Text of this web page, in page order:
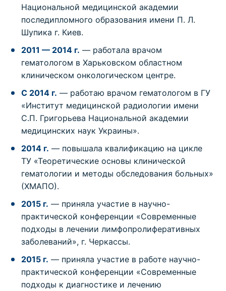
Национальной медицинской академии
последипломного образования имени П. Л.
Шупика г. Киев.
2011 — 2014 г. — работала врачом
гематологом в Харьковском областном
клиническом онкологическом центре.
С 2014 г. — работаю врачом гематологом в ГУ
«Институт медицинской радиологии имени
С.П. Григорьева Национальной академии
медицинских наук Украины».
2014 г. — повышала квалификацию на цикле
ТУ «Теоретические основы клинической
гематологии и методы обследования больных»
(ХМАПО).
2015 г. — приняла участие в научно-
практической конференции «Современные
подходы в лечении лимфопролиферативных
заболеваний», г. Черкассы.
2015 г. — приняла участие в работе научно-
практической конференции «Современные
подходы к диагностике и лечению